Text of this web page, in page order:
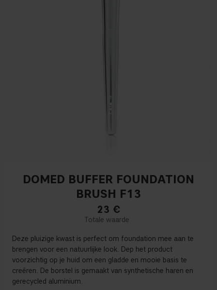
DOMED BUFFER FOUNDATION
BRUSH F13
23 €
Deze pluizige kwast is perfect om foundation mee aan te
brengen voor een natuurlijke look. Dep het product
voorzichtig op je huid om een gladde en mooie basis te
creëren. De borstel is gemaakt van synthetische haren en
gerecycled aluminium.